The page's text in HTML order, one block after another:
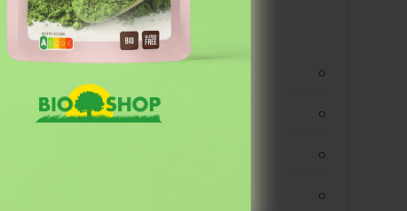
Valeurs nutritionnelles
0
kcal 0
0
0
quelque chose